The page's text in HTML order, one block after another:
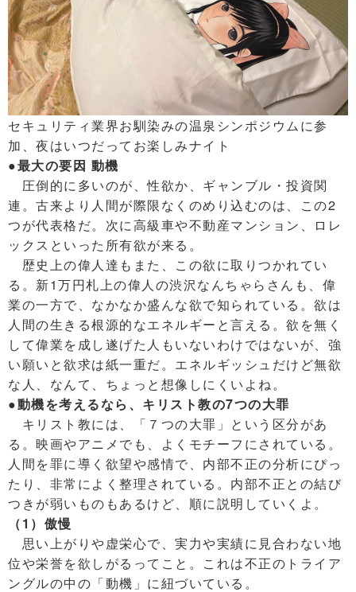
セキュリティ業界お馴染みの温泉シンポジウムに参
加、夜はいつだってお楽しみナイト
●最大の要因 動機
圧倒的に多いのが、性欲か、ギャンブル・投資関
連。古来より人間が際限なくのめり込むのは、この2
つが代表格だ。次に高級車や不動産マンション、ロレ
ックスといった所有欲が来る。
歴史上の偉人達もまた、この欲に取りつかれてい
る。新1万円札上の偉人の渋沢なんちゃらさんも、偉
業の一方で、なかなか盛んな欲で知られている。欲は
人間の生きる根源的なエネルギーと言える。欲を無く
して偉業を成し遂げた人もいないわけではないが、強
い願いと欲求は紙一重だ。エネルギッシュだけど無欲
な人、なんて、ちょっと想像しにくいよね。
●動機を考えるなら、キリスト教の7つの大罪
キリスト教には、「７つの大罪」という区分があ
る。映画やアニメでも、よくモチーフにされている。
人間を罪に導く欲望や感情で、内部不正の分析にぴっ
たり、非常によく整理されている。内部不正との結び
つきが弱いものもあるけど、順に説明していくよ。
（1）傲慢
思い上がりや虚栄心で、実力や実績に見合わない地
位や栄誉を欲しがるってこと。これは不正のトライア
ングルの中の「動機」に紐づいている。